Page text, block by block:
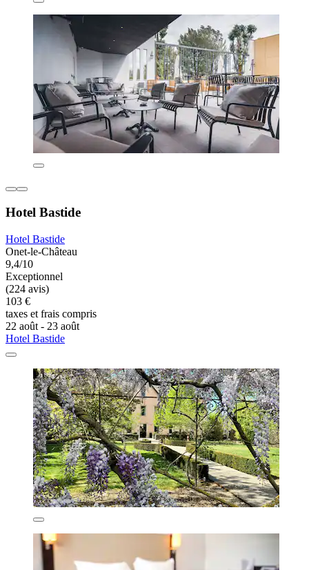
Hotel Bastide
Hotel Bastide
Onet-le-Château
9,4/10
Exceptionnel
(224 avis)
103 €
taxes et frais compris
22 août - 23 août
Hotel Bastide